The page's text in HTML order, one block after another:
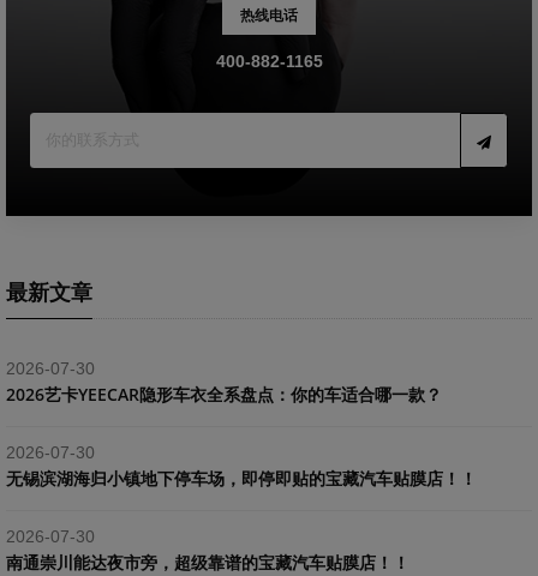
热线电话
400-882-1165
最新文章
2026-07-30
2026艺卡YEECAR隐形车衣全系盘点：你的车适合哪一款？
2026-07-30
​无锡滨湖海归小镇地下停车场，即停即贴的宝藏汽车贴膜店！！
2026-07-30
南通崇川能达夜市旁，超级靠谱的宝藏汽车贴膜店！！